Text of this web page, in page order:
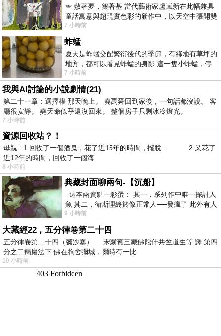
🪽 敷著夢，築著基 當代藝術家盧嵐新在此幅兼具
童話寓意與超現實色彩的新作中，以天空中張開雙
翼的神聖形象與地面上聚集的人群對話，
7 小時前
蚱蜢
夏天是蚱蜢交配繁衍後代的季節，有綠地有草坪的
地方，都可以看見蚱蜢的身影 這一隻小蚱蜢，停
在車頂上，怎麼樣小心驅趕，都無動
7 小時前
我與AI討論的小說劇情(21)
第二十一章：選擇權 那天晚上。 堯禹舜回到家後，一句話都沒說。 客
廳很安靜。 堯天命似乎還沒回來。 整個房子只剩冰冷燈光。
7 小時前
資源回收站？！
母親 : 1.回收了一個酒鬼，花了近15年的時間，擺脫... 2.又花了
近12年的時間，回收了一個海
8 小時前
典藏封面聊兩句-【沉船】
這本兩賣點一彩蛋： 其一，系列作中唯一探討人
魚 其二，衛斯理終於像正常人──發瘋了 此外有人
在南極打死北極熊（@《地心
9 小時前
大藏經22，五分律卷第二十四
五分律卷第二十四（彌沙塞） 宋罽賓三藏佛陀什共竺道生等 譯 第四
分之二羯磨法下 佛在拘舍彌城，爾時有一比
10 小時前